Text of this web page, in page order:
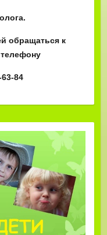
обращаться к
84